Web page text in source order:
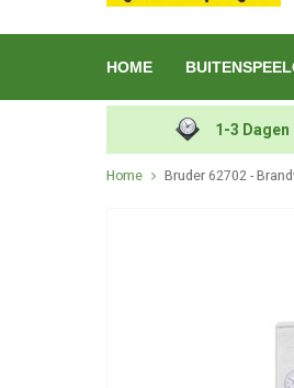
HOME
1-3
Home Bruder 62702 -